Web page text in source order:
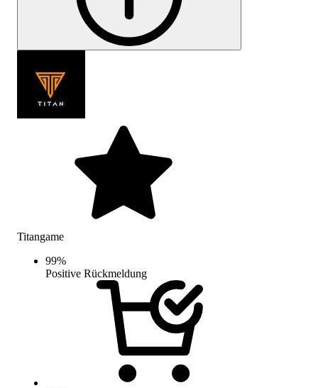
Titangame
99%
Positive Rückmeldung